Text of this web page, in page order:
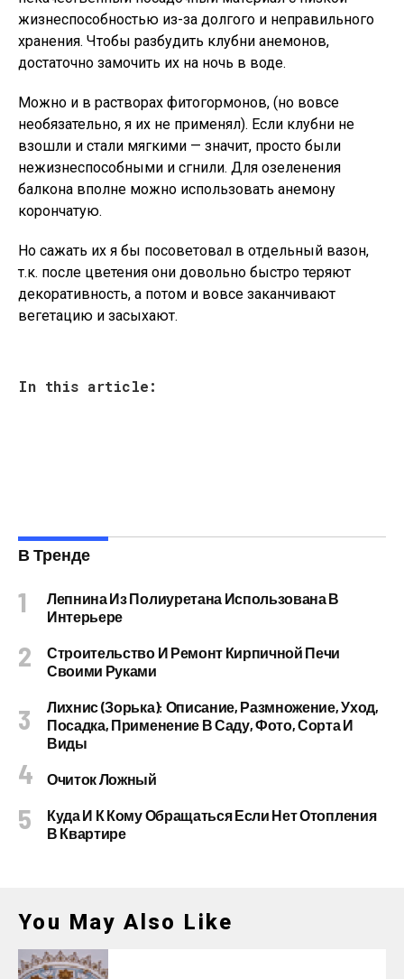
жизнеспособностью из-за долгого и неправильного
хранения. Чтобы разбудить клубни анемонов,
достаточно замочить их на ночь в воде.
Можно и в растворах фитогормонов, (но вовсе
необязательно, я их не применял). Если клубни не
взошли и стали мягкими — значит, просто были
нежизнеспособными и сгнили. Для озеленения
балкона вполне можно использовать анемону
корончатую.
Но сажать их я бы посоветовал в отдельный вазон,
т.к. после цветения они довольно быстро теряют
декоративность, а потом и вовсе заканчивают
вегетацию и засыхают.
In this article:
В Тренде
Лепнина Из Полиуретана Использована В
Интерьере
Строительство И Ремонт Кирпичной Печи
Своими Руками
Лихнис (Зорька): Описание, Размножение, Уход,
Посадка, Применение В Саду, Фото, Сорта И
Виды
Очиток Ложный
Куда И К Кому Обращаться Если Нет Отопления
В Квартире
You May Also Like